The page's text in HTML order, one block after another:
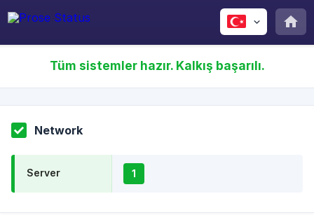
Tüm sistemler hazır. Kalkış başarılı.
Network
Server 1